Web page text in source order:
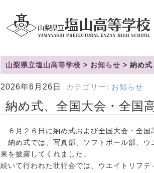
山梨県立塩山高等学校 > お知らせ > 納め
2026年6月26日 カテゴリー: お知らせ
納め式、全国大会・全国
６月２６日に納め式および全国大会・全国
納め式では、写真部、ソフトボール部、ウ
果を披露してくれました。
続いて行われた壮行会では、ウエイトリフ